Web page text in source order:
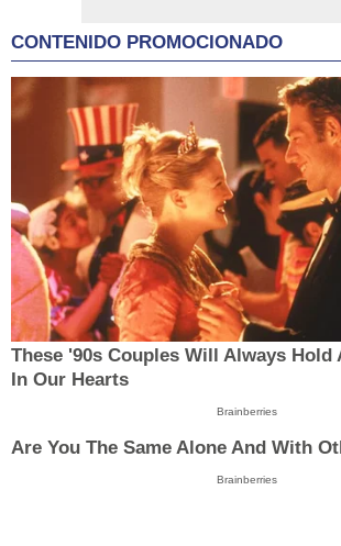
CONTENIDO PROMOCIONADO
These '90s Couples Will Always Hold
In Our Hearts
Brainberries
Are You The Same Alone And With
Brainberries